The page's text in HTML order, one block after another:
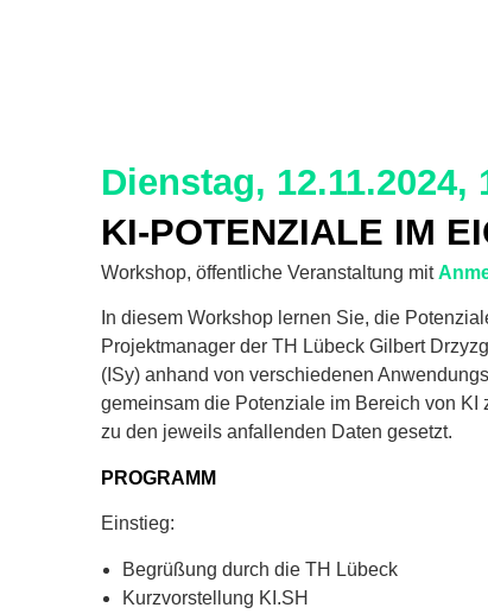
Dienstag, 12.11.2024,
KI-POTENZIALE IM
Workshop, öffentliche Veranstaltung mit
In diesem Workshop lernen Sie, die
Projektmanager der TH Lübeck Gilbert
(ISy) anhand von verschiedenen
gemeinsam die Potenziale im Bereich von
zu den jeweils anfallenden Daten gesetzt.
PROGRAMM
Einstieg:
Begrüßung durch die TH Lübeck
Kurzvorstellung KI.SH